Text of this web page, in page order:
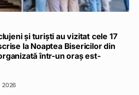
și turiști au vizitat cele 17
la Noaptea Bisericilor din
într-un oraș est-
2026